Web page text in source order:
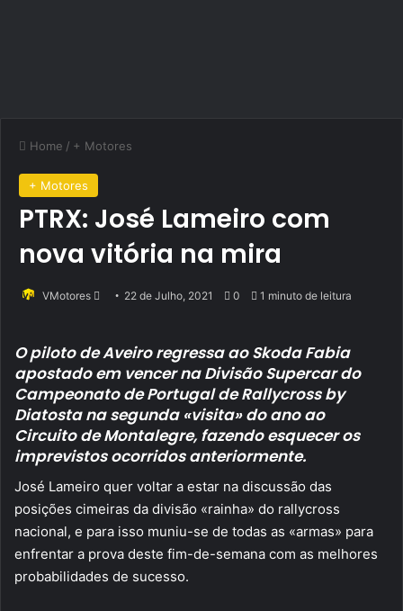
Home / + Motores
+ Motores
PTRX: José Lameiro com
nova vitória na mira
VMotores
Send 22 de Julho, 2021 0 1 minuto de leitura
O piloto de Aveiro regressa ao Skoda Fabia
apostado em vencer na Divisão Supercar do
Campeonato de Portugal de Rallycross by
Diatosta na segunda «visita» do ano ao
Circuito de Montalegre, fazendo esquecer os
imprevistos ocorridos anteriormente.
José Lameiro quer voltar a estar na discussão das
posições cimeiras da divisão «rainha» do rallycross
nacional, e para isso muniu-se de todas as «armas» para
enfrentar a prova deste fim-de-semana com as melhores
probabilidades de sucesso.